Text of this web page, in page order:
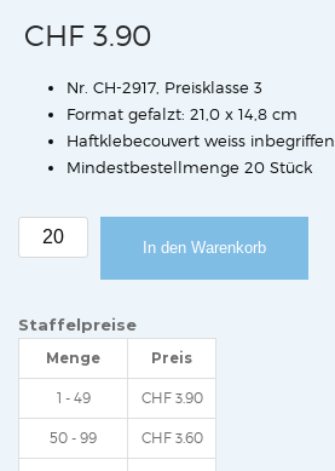
CHF 3.90
Nr. CH-2917, Preisklasse 3
Format gefalzt: 21,0 x 14,8 cm
Haftklebecouvert weiss inbegriffen
Mindestbestellmenge 20 Stück
Weihnachtskarte
Stadt
Blick
über
Zugersee
zum
In den Warenkorb
Staffelpreise
Menge Preis
1 - 49 CHF3.90
50 - 99 CHF3.60